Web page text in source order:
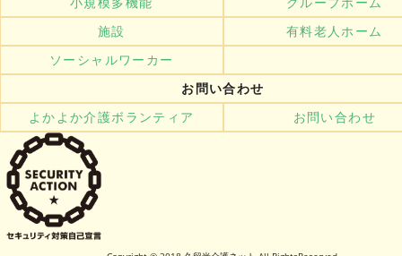
施設
有料老人ホーム
ソーシャルワーカー
お問い合わせ
よかよか介護ボランティア
お問い合わせ